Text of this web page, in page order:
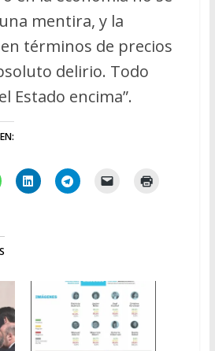
mentira, y la
términos de precios
delirio. Todo
Estado encima”.